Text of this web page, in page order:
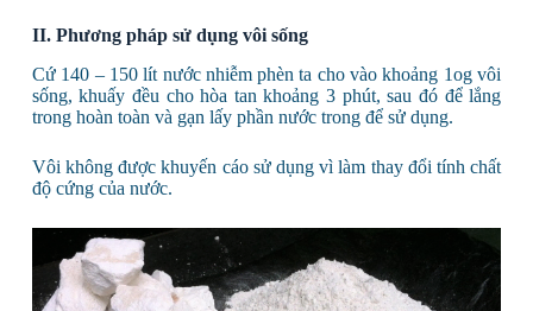
II. Phương pháp sử dụng vôi sống
Cứ 140 – 150 lít nước nhiễm phèn ta cho vào khoảng 1og vôi
sống, khuấy đều cho hòa tan khoảng 3 phút, sau đó để lắng
trong hoàn toàn và gạn lấy phần nước trong để sử dụng.
Vôi không được khuyến cáo sử dụng vì làm thay đổi tính chất
độ cứng của nước.